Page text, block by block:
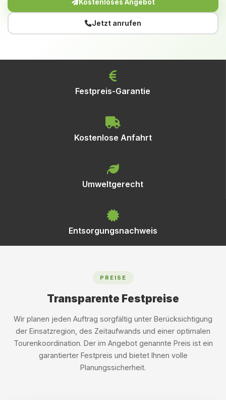
Kostenloses Angebot
Jetzt anrufen
Festpreis-Garantie
Kostenlose Anfahrt
Umweltgerecht
Entsorgungsnachweis
PREISE
Transparente Festpreise
Wir planen jeden Auftrag sorgfältig unter Berücksichtigung
der Einsatzregion, des Zeitaufwands und einer optimalen
Tourenkoordination. Der im Angebot genannte Preis ist ein
garantierter Festpreis und bietet Ihnen volle
Planungssicherheit.